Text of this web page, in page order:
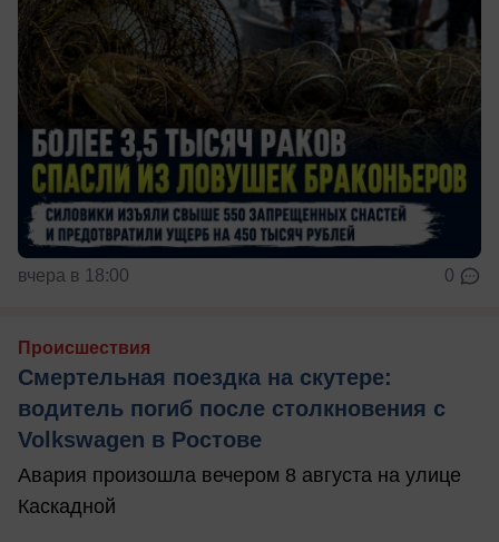
вчера в 18:00 0
Происшествия
Смертельная поездка на скутере:
водитель погиб после столкновения с
Volkswagen в Ростове
Авария произошла вечером 8 августа на улице
Каскадной